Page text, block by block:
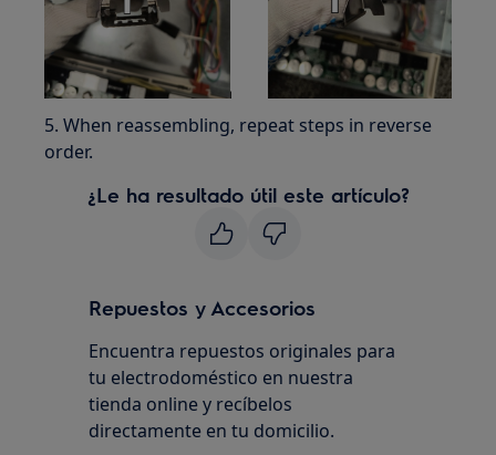
5. When reassembling, repeat steps in reverse
order.
¿Le ha resultado útil este artículo?
Repuestos y Accesorios
Encuentra repuestos originales para
tu electrodoméstico en nuestra
tienda online y recíbelos
directamente en tu domicilio.